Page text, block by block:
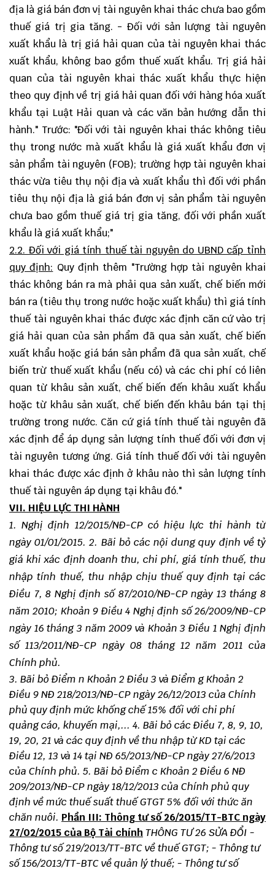
địa là giá bán đơn vị tài nguyên khai thác chưa bao gồm
thuế giá trị gia tăng. - Đối với sản lượng tài nguyên
xuất khẩu là trị giá hải quan của tài nguyên khai thác
xuất khẩu, không bao gồm thuế xuất khẩu. Trị giá hải
quan của tài nguyên khai thác xuất khẩu thực hiện
theo quy định về trị giá hải quan đối với hàng hóa xuất
khẩu tại Luật Hải quan và các văn bản hướng dẫn thi
hành." Trước: "Đối với tài nguyên khai thác không tiêu
thụ trong nước mà xuất khẩu là giá xuất khẩu đơn vị
sản phẩm tài nguyên (FOB); trường hợp tài nguyên khai
thác vừa tiêu thụ nội địa và xuất khẩu thì đối với phần
tiêu thụ nội địa là giá bán đơn vị sản phẩm tài nguyên
chưa bao gồm thuế giá trị gia tăng, đối với phần xuất
khẩu là giá xuất khẩu;"
2.2. Đối với giá tính thuế tài nguyên do UBND cấp tỉnh
quy định: Quy định thêm "Trường hợp tài nguyên khai
thác không bán ra mà phải qua sản xuất, chế biến mới
bán ra (tiêu thụ trong nước hoặc xuất khẩu) thì giá tính
thuế tài nguyên khai thác được xác định căn cứ vào trị
giá hải quan của sản phẩm đã qua sản xuất, chế biến
xuất khẩu hoặc giá bán sản phẩm đã qua sản xuất, chế
biến trừ thuế xuất khẩu (nếu có) và các chi phí có liên
quan từ khâu sản xuất, chế biến đến khâu xuất khẩu
hoặc từ khâu sản xuất, chế biến đến khâu bán tại thị
trường trong nước. Căn cứ giá tính thuế tài nguyên đã
xác định để áp dụng sản lượng tính thuế đối với đơn vị
tài nguyên tương ứng. Giá tính thuế đối với tài nguyên
khai thác được xác định ở khâu nào thì sản lượng tính
thuế tài nguyên áp dụng tại khâu đó."
VII. HIỆU LỰC THI HÀNH
1. Nghị định 12/2015/NĐ-CP có hiệu lực thi hành từ
ngày 01/01/2015. 2. Bãi bỏ các nội dung quy định về tỷ
giá khi xác định doanh thu, chi phí, giá tính thuế, thu
nhập tính thuế, thu nhập chịu thuế quy định tại các
Điều 7, 8 Nghị định số 87/2010/NĐ-CP ngày 13 tháng 8
năm 2010; Khoản 9 Điều 4 Nghị định số 26/2009/NĐ-CP
ngày 16 tháng 3 năm 2009 và Khoản 3 Điều 1 Nghị định
số 113/2011/NĐ-CP ngày 08 tháng 12 năm 2011 của
Chính phủ.
3. Bãi bỏ Điểm n Khoản 2 Điều 3 và Điểm g Khoản 2
Điều 9 NĐ 218/2013/NĐ-CP ngày 26/12/2013 của Chính
phủ quy định mức khống chế 15% đối với chi phí
quảng cáo, khuyến mại,... 4. Bãi bỏ các Điều 7, 8, 9, 10,
19, 20, 21 và các quy định về thu nhập từ KD tại các
Điều 12, 13 và 14 tại NĐ 65/2013/NĐ-CP ngày 27/6/2013
của Chính phủ. 5. Bãi bỏ Điểm c Khoản 2 Điều 6 NĐ
209/2013/NĐ-CP ngày 18/12/2013 của Chính phủ quy
định về mức thuế suất thuế GTGT 5% đối với thức ăn
chăn nuôi. Phần III: Thông tư số 26/2015/TT-BTC ngày
27/02/2015 của Bộ Tài chính THÔNG TƯ 26 SỬA ĐỔI -
Thông tư số 219/2013/TT-BTC về thuế GTGT; - Thông tư
số 156/2013/TT-BTC về quản lý thuế; - Thông tư số